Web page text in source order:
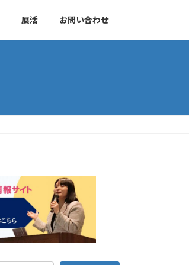
展活 お問い合わせ